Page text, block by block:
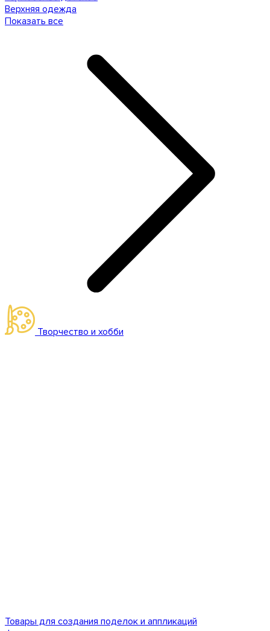
Верхняя одежда
Показать все
Творчество и хобби
Товары для создания поделок и аппликаций